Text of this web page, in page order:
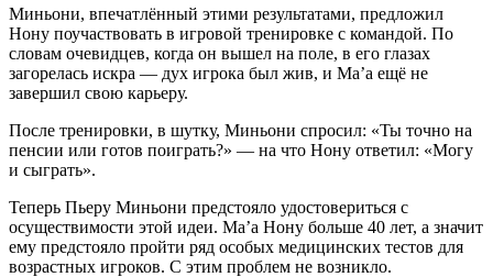
Миньони, впечатлённый этими результатами, предложил
Нону поучаствовать в игровой тренировке с командой. По
словам очевидцев, когда он вышел на поле, в его глазах
загорелась искра — дух игрока был жив, и Ма’а ещё не
завершил свою карьеру.
После тренировки, в шутку, Миньони спросил: «Ты точно на
пенсии или готов поиграть?» — на что Нону ответил: «Могу
и сыграть».
Теперь Пьеру Миньони предстояло удостовериться с
осуществимости этой идеи. Ма’а Нону больше 40 лет, а значит
ему предстояло пройти ряд особых медицинских тестов для
возрастных игроков. С этим проблем не возникло.